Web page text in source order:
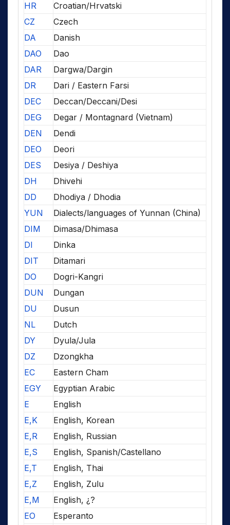
HR
Croatian/Hrvatski
CZ
Czech
DA
Danish
DAO
Dao
DAR
Dargwa/Dargin
DR
Dari / Eastern Farsi
DEC
Deccan/Deccani/Desi
DEG
Degar / Montagnard (Vietnam)
DEN
Dendi
DEO
Deori
DES
Desiya / Deshiya
DH
Dhivehi
DD
Dhodiya / Dhodia
YUN
Dialects/languages of Yunnan (China)
DIM
Dimasa/Dhimasa
DI
Dinka
DIT
Ditamari
DO
Dogri-Kangri
DUN
Dungan
DU
Dusun
NL
Dutch
DY
Dyula/Jula
DZ
Dzongkha
EC
Eastern Cham
EGY
Egyptian Arabic
E
English
E,K
English, Korean
E,R
English, Russian
E,S
English, Spanish/Castellano
E,T
English, Thai
E,Z
English, Zulu
E,M
English, ¿?
EO
Esperanto